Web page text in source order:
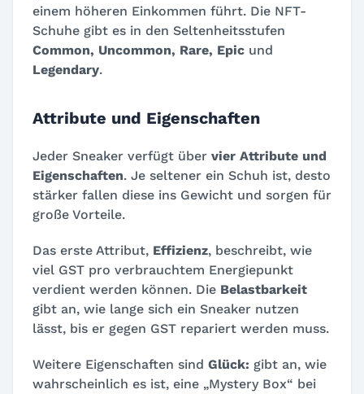
einem höheren Einkommen führt. Die NFT-
Schuhe gibt es in den Seltenheitsstufen
Common, Uncommon, Rare, Epic und
Legendary.
Attribute und Eigenschaften
Jeder Sneaker verfügt über vier Attribute und
Eigenschaften. Je seltener ein Schuh ist, desto
stärker fallen diese ins Gewicht und sorgen für
große Vorteile.
Das erste Attribut, Effizienz, beschreibt, wie
viel GST pro verbrauchtem Energiepunkt
verdient werden können. Die Belastbarkeit
gibt an, wie lange sich ein Sneaker nutzen
lässt, bis er gegen GST repariert werden muss.
Weitere Eigenschaften sind Glück: gibt an, wie
wahrscheinlich es ist, eine „Mystery Box“ bei